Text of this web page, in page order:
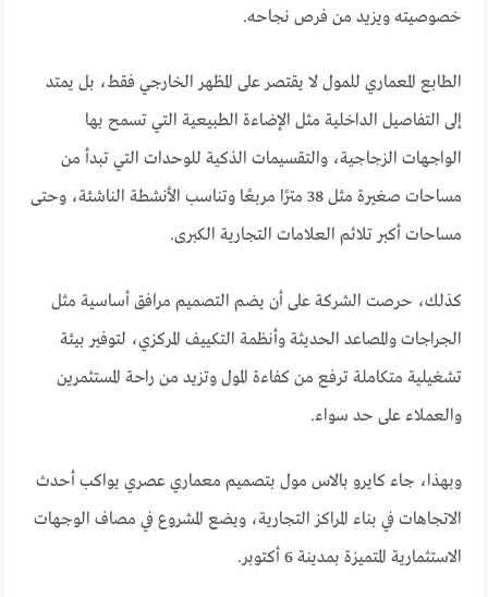
خصوصيته ويزيد من فرص نجاحه.
الطابع المعماري للمول لا يقتصر على المظهر الخارجي فقط، بل يمتد
إلى التفاصيل الداخلية مثل الإضاءة الطبيعية التي تسمح بها
الواجهات الزجاجية، والتقسيمات الذكية للوحدات التي تبدأ من
مساحات صغيرة مثل 38 مترًا مربعًا وتناسب الأنشطة الناشئة، وحتى
مساحات أكبر تلائم العلامات التجارية الكبرى.
كذلك، حرصت الشركة على أن يضم التصميم مرافق أساسية مثل
الجراجات والمصاعد الحديثة وأنظمة التكييف المركزي، لتوفير بيئة
تشغيلية متكاملة ترفع من كفاءة المول وتزيد من راحة المستثمرين
والعملاء على حد سواء.
وبهذا، جاء كايرو بالاس مول بتصميم معماري عصري يواكب أحدث
الاتجاهات في بناء المراكز التجارية، ويضع المشروع في مصاف الوجهات
الاستثمارية المتميزة بمدينة 6 أكتوبر.